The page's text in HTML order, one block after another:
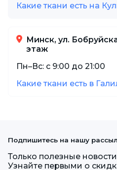
Какие ткани есть на
Минск, ул.
этаж
Пн–Вс: с 9:00 до 21:00
Какие ткани есть в
Подпишитесь на нашу
Только полезные
Узнайте первыми о